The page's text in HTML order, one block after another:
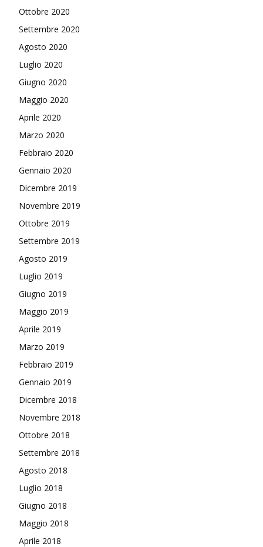
Ottobre 2020
Settembre 2020
Agosto 2020
Luglio 2020
Giugno 2020
Maggio 2020
Aprile 2020
Marzo 2020
Febbraio 2020
Gennaio 2020
Dicembre 2019
Novembre 2019
Ottobre 2019
Settembre 2019
Agosto 2019
Luglio 2019
Giugno 2019
Maggio 2019
Aprile 2019
Marzo 2019
Febbraio 2019
Gennaio 2019
Dicembre 2018
Novembre 2018
Ottobre 2018
Settembre 2018
Agosto 2018
Luglio 2018
Giugno 2018
Maggio 2018
Aprile 2018